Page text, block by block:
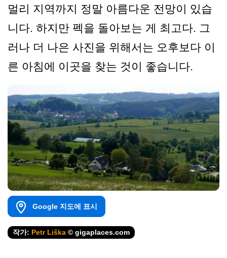
멀리 지역까지 정말 아름다운 전망이 있습
니다. 하지만 펙을 돌아보는 게 최고다. 그
러나 더 나은 사진을 위해서는 오후보다 이
른 아침에 이곳을 찾는 것이 좋습니다.
Google 지도에 표시
작가: Petr Liška © gigaplaces.com